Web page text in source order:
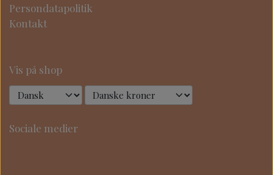
Persondatapolitik
Kontakt
Vis på shop
Sociale medier